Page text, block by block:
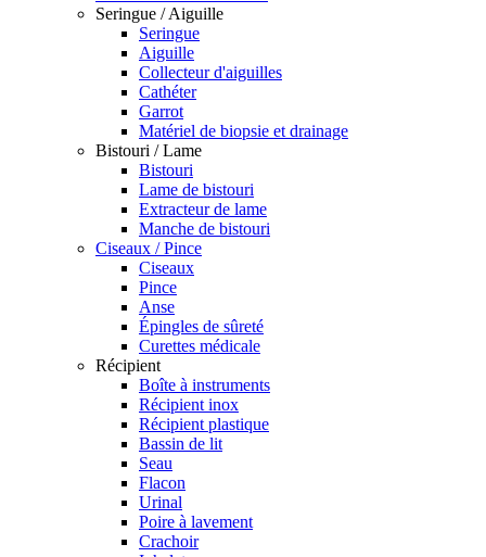
Seringue / Aiguille
Seringue
Aiguille
Collecteur d'aiguilles
Cathéter
Garrot
Matériel de biopsie et drainage
Bistouri / Lame
Bistouri
Lame de bistouri
Extracteur de lame
Manche de bistouri
Ciseaux / Pince
Ciseaux
Pince
Anse
Épingles de sûreté
Curettes médicale
Récipient
Boîte à instruments
Récipient inox
Récipient plastique
Bassin de lit
Seau
Flacon
Urinal
Poire à lavement
Crachoir